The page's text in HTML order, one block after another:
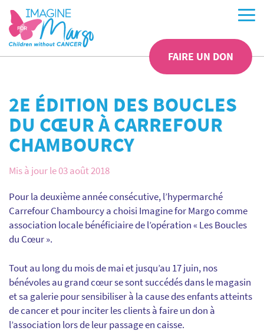
FAIRE UN DON
2E ÉDITION DES BOUCLES
DU CŒUR À CARREFOUR
CHAMBOURCY
Mis à jour le 03 août 2018
Pour la deuxième année consécutive, l’hypermarché
Carrefour Chambourcy a choisi Imagine for Margo comme
association locale bénéficiaire de l’opération « Les Boucles
du Cœur ».
Tout au long du mois de mai et jusqu’au 17 juin, nos
bénévoles au grand cœur se sont succédés dans le magasin
et sa galerie pour sensibiliser à la cause des enfants atteints
de cancer et pour inciter les clients à faire un don à
l’association lors de leur passage en caisse.